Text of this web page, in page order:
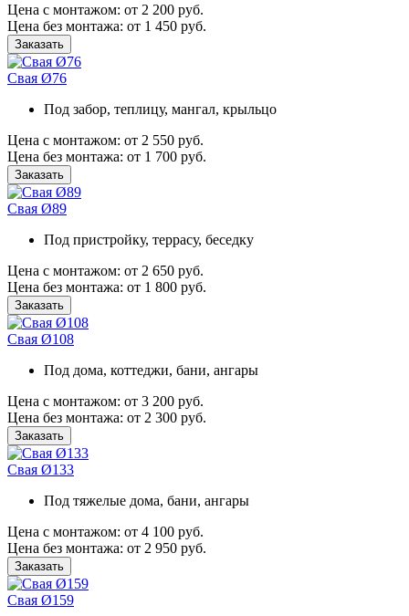
Цена с монтажом: от 2 200 руб.
Цена без монтажа: от 1 450 руб.
Заказать
Свая Ø76
Под забор, теплицу, мангал, крыльцо
Цена с монтажом: от 2 550 руб.
Цена без монтажа: от 1 700 руб.
Заказать
Свая Ø89
Под пристройку, террасу, беседку
Цена с монтажом: от 2 650 руб.
Цена без монтажа: от 1 800 руб.
Заказать
Свая Ø108
Под дома, коттеджи, бани, ангары
Цена с монтажом: от 3 200 руб.
Цена без монтажа: от 2 300 руб.
Заказать
Свая Ø133
Под тяжелые дома, бани, ангары
Цена с монтажом: от 4 100 руб.
Цена без монтажа: от 2 950 руб.
Заказать
Свая Ø159